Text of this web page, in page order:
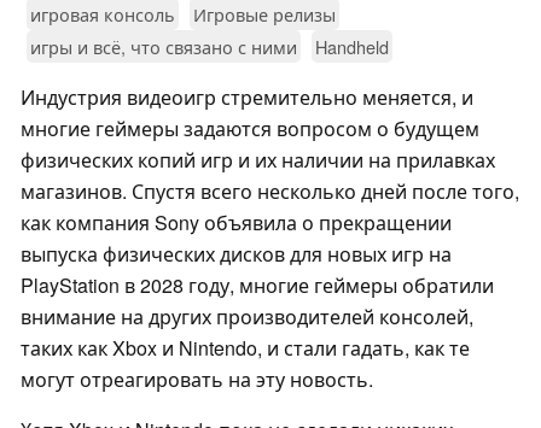
игровая консоль
Игровые релизы
игры и всё, что связано с ними
Handheld
Индустрия видеоигр стремительно меняется, и
многие геймеры задаются вопросом о будущем
физических копий игр и их наличии на прилавках
магазинов. Спустя всего несколько дней после того,
как компания Sony объявила о прекращении
выпуска физических дисков для новых игр на
PlayStation в 2028 году, многие геймеры обратили
внимание на других производителей консолей,
таких как Xbox и Nintendo, и стали гадать, как те
могут отреагировать на эту новость.